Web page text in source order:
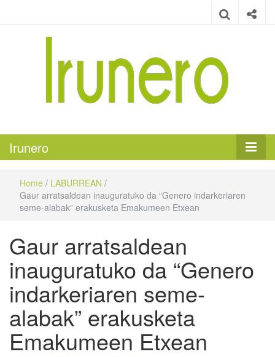
Irunero
Home / LABURREAN /
Gaur arratsaldean inauguratuko da “Genero indarkeriaren
seme-alabak” erakusketa Emakumeen Etxean
Gaur arratsaldean
inauguratuko da “Genero
indarkeriaren seme-
alabak” erakusketa
Emakumeen Etxean